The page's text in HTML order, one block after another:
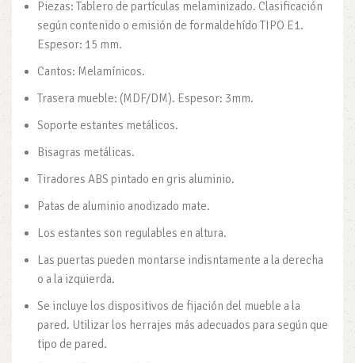
Piezas: Tablero de partículas melaminizado. Clasificación
según contenido o emisión de formaldehído TIPO E1.
Espesor: 15 mm.
Cantos: Melamínicos.
Trasera mueble: (MDF/DM). Espesor: 3mm.
Soporte estantes metálicos.
Bisagras metálicas.
Tiradores ABS pintado en gris aluminio.
Patas de aluminio anodizado mate.
Los estantes son regulables en altura.
Las puertas pueden montarse indisntamente a la derecha
o a la izquierda.
Se incluye los dispositivos de fijación del mueble a la
pared. Utilizar los herrajes más adecuados para según que
tipo de pared.